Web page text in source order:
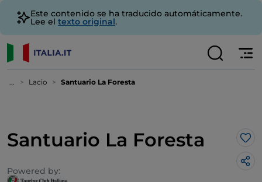
Este contenido se ha traducido automáticamente.
Lee el texto original.
... Lacio Santuario La Foresta
Santuario La Foresta Me
Powered by: